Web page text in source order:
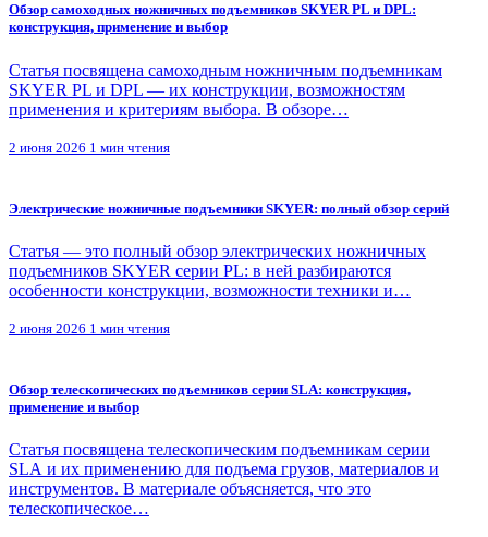
Обзор самоходных ножничных подъемников SKYER PL и DPL:
конструкция, применение и выбор
Статья посвящена самоходным ножничным подъемникам
SKYER PL и DPL — их конструкции, возможностям
применения и критериям выбора. В обзоре…
2 июня 2026 1 мин чтения
Электрические ножничные подъемники SKYER: полный обзор серий
Статья — это полный обзор электрических ножничных
подъемников SKYER серии PL: в ней разбираются
особенности конструкции, возможности техники и…
2 июня 2026 1 мин чтения
Обзор телескопических подъемников серии SLA: конструкция,
применение и выбор
Статья посвящена телескопическим подъемникам серии
SLA и их применению для подъема грузов, материалов и
инструментов. В материале объясняется, что это
телескопическое…